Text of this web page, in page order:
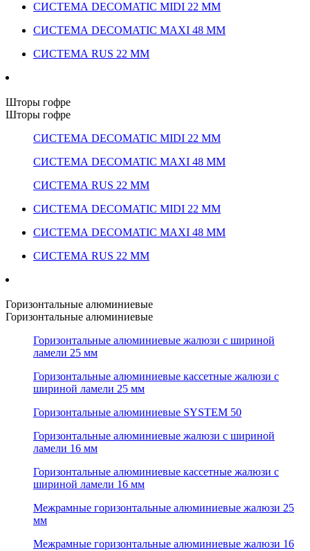
СИСТЕМА DECOMATIC MIDI 22 ММ
СИСТЕМА DECOMATIC MAXI 48 ММ
СИСТЕМА RUS 22 ММ
Шторы гофре
Шторы гофре
СИСТЕМА DECOMATIC MIDI 22 ММ
СИСТЕМА DECOMATIC MAXI 48 ММ
СИСТЕМА RUS 22 ММ
СИСТЕМА DECOMATIC MIDI 22 ММ
СИСТЕМА DECOMATIC MAXI 48 ММ
СИСТЕМА RUS 22 ММ
Горизонтальные алюминиевые
Горизонтальные алюминиевые
Горизонтальные алюминиевые жалюзи с шириной
ламели 25 мм
Горизонтальные алюминиевые кассетные жалюзи с
шириной ламели 25 мм
Горизонтальные алюминиевые SYSTEM 50
Горизонтальные алюминиевые жалюзи с шириной
ламели 16 мм
Горизонтальные алюминиевые кассетные жалюзи с
шириной ламели 16 мм
Межрамные горизонтальные алюминиевые жалюзи 25
мм
Межрамные горизонтальные алюминиевые жалюзи 16